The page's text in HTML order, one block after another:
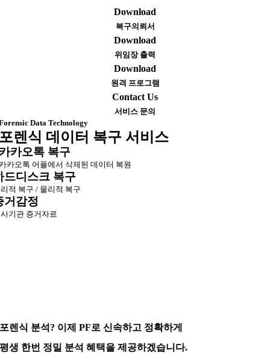
Download
복구의뢰서
Download
위임장 출력
Download
원격 프로그램
Contact Us
서비스 문의
Data Technology
렌식 데이터 복구 서비스
카오톡 복구
카오톡 어플에서 삭제된 데이터 복원
드디스크 복구
적 복구 / 물리적 복구
거감정
기관 증거자료
포렌식 분석? 이제 PF로 신속하고 정확하게
평생 한번 정밀 분석 혜택을 제공하겠습니다.